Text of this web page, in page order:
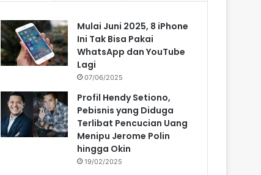
Mulai Juni 2025, 8 iPhone
Ini Tak Bisa Pakai
WhatsApp dan YouTube
Lagi
07/06/2025
Profil Hendy Setiono,
Pebisnis yang Diduga
Terlibat Pencucian Uang
Menipu Jerome Polin
hingga Okin
19/02/2025